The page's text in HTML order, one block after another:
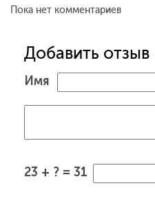
Пока нет комментариев
Добавить отзыв
Имя
23 + ? = 31